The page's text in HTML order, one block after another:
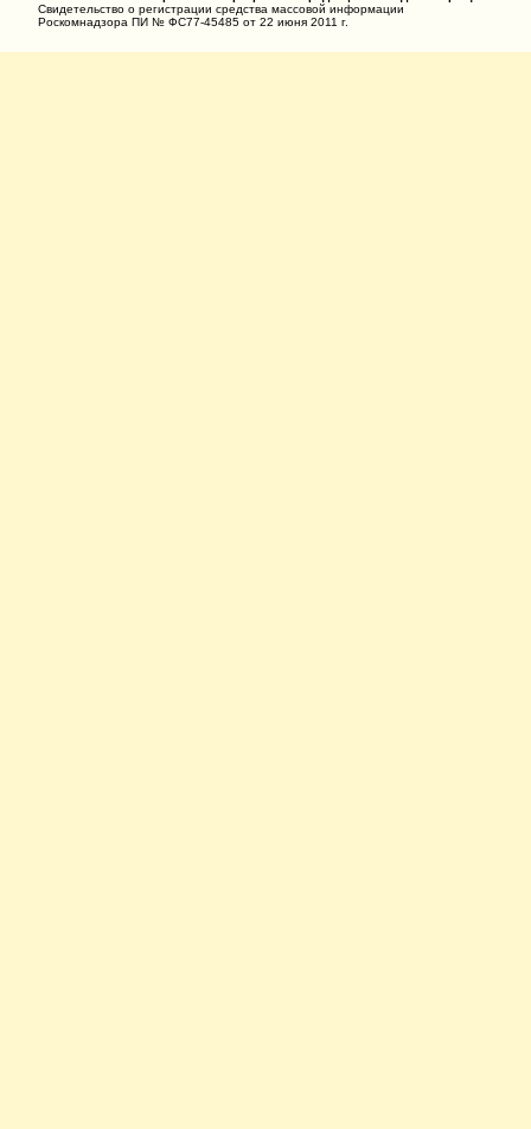
Свидетельство о регистрации средства массовой информации
Роскомнадзора ПИ № ФС77-45485 от 22 июня 2011 г.